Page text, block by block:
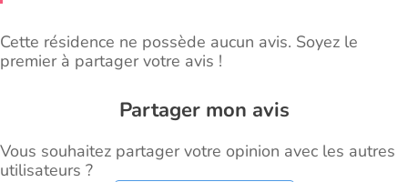
Cette résidence ne possède aucun avis. Soyez le
premier à partager votre avis !
Partager mon avis
Vous souhaitez partager votre opinion avec les autres
utilisateurs ?